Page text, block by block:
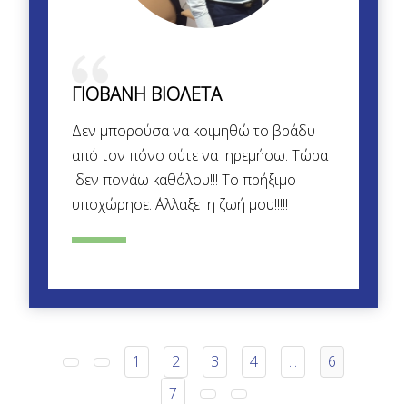
ΓΙΟΒΑΝΗ ΒΙΟΛΕΤΑ
Δεν μπορούσα να κοιμηθώ το βράδυ
από τον πόνο ούτε να ηρεμήσω. Τώρα
δεν πονάω καθόλου!!! Το πρήξιμο
υποχώρησε. ΄Αλλαξε η ζωή μου!!!!!
1 2 3 4 ...
6
7